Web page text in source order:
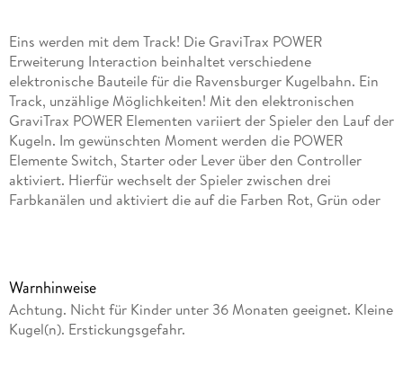
Eins werden mit dem Track! Die GraviTrax POWER
Erweiterung Interaction beinhaltet verschiedene
elektronische Bauteile für die Ravensburger Kugelbahn. Ein
Track, unzählige Möglichkeiten! Mit den elektronischen
GraviTrax POWER Elementen variiert der Spieler den Lauf der
Kugeln. Im gewünschten Moment werden die POWER
Elemente Switch, Starter oder Lever über den Controller
aktiviert. Hierfür wechselt der Spieler zwischen drei
Farbkanälen und aktiviert die auf die Farben Rot, Grün oder
GraviTrax ist ein flexibel erweiterbares, interaktives
Kugelbahnsystem für Kinder ab 8 Jahren: Mit GraviTrax
bauen Kinder, Jugendliche und Erwachsene nicht nur
einfache Kugelbahnen. Sie erschaffen einzigartige
Warnhinweise
Achtung. Nicht für Kinder unter 36 Monaten geeignet. Kleine
Kugel(n). Erstickungsgefahr.